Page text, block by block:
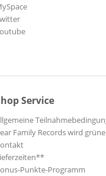
Service
Family Records wird
Punkte-Programm